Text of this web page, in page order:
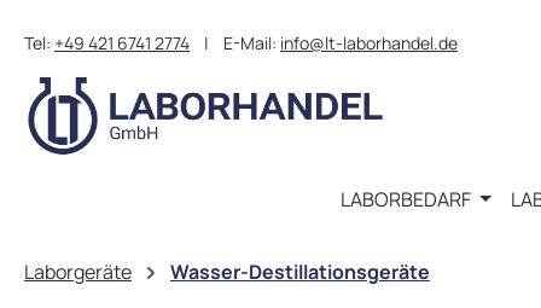
Tel: +49 421 6741 2774 | E-Mail: info@lt-laborhandel.de
LABORBEDARF
Laborgeräte Wasser-Destillationsgeräte